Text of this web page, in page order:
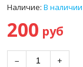
Наличие: В наличии
200 руб
− +